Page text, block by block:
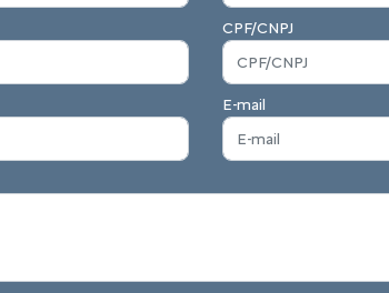
CPF/CNPJ
E-mail